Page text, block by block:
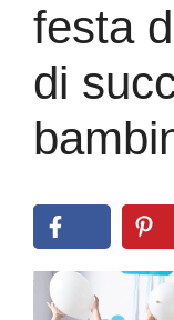
festa
di